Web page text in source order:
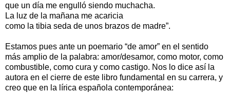
que un día me engulló siendo muchacha.
La luz de la mañana me acaricia
como la tibia seda de unos brazos de madre”.
Estamos pues ante un poemario “de amor” en el sentido
más amplio de la palabra: amor/desamor, como motor, como
combustible, como cura y como castigo. Nos lo dice así la
autora en el cierre de este libro fundamental en su carrera, y
creo que en la lírica española contemporánea: